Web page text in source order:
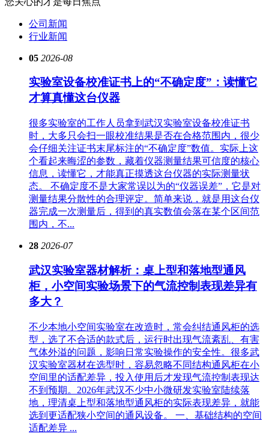
公司新闻
行业新闻
05 2026-08
实验室设备校准证书上的“不确定度”：读懂它
才算真懂这台仪器
很多实验室的工作人员拿到武汉实验室设备校准证书
时，大多只会扫一眼校准结果是否在合格范围内，很少
会仔细关注证书末尾标注的“不确定度”数值。实际上这
个看起来晦涩的参数，藏着仪器测量结果可信度的核心
信息，读懂它，才能真正摸透这台仪器的实际测量状
态。 不确定度不是大家常误以为的“仪器误差”，它是对
测量结果分散性的合理评定。简单来说，就是用这台仪
器完成一次测量后，得到的真实数值会落在某个区间范
围内，不...
28 2026-07
武汉实验室器材解析：桌上型和落地型通风
柜，小空间实验场景下的气流控制表现差异有
多大？
不少本地小空间实验室在改造时，常会纠结通风柜的选
型，选了不合适的款式后，运行时出现气流紊乱、有害
气体外溢的问题，影响日常实验操作的安全性。很多武
汉实验室器材在选型时，容易忽略不同结构通风柜在小
空间里的适配差异，投入使用后才发现气流控制表现达
不到预期。2026年武汉不少中小微研发实验室陆续落
地，理清桌上型和落地型通风柜的实际表现差异，就能
选到更适配狭小空间的通风设备。 一、基础结构的空间
适配差异 ...